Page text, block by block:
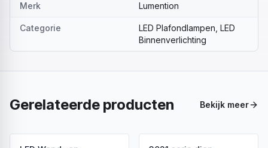
Merk Lumention
Categorie
LED Plafondlampen, LED
Binnenverlichting
Gerelateerde producten Bekijk meer